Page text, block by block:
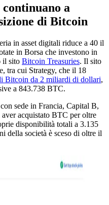
a
di Bitcoin
in asset digitali riduce a 40 il
in Borsa che investono in
il sito Bitcoin Treasuries. Il sito
tra cui Strategy, che il 18
Bitcoin da 2 miliardi di dollari,
a 843.738 BTC.
sede in Francia, Capital B,
aver acquistato BTC per oltre
disponibilità totali a 3.135
della società è sceso di oltre il